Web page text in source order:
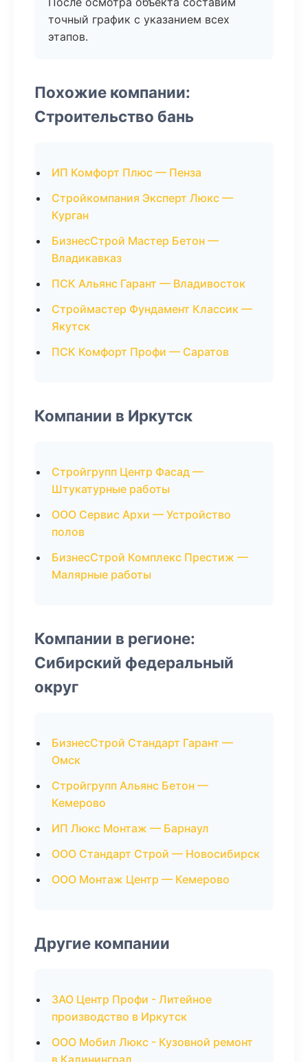
точный график с указанием всех
этапов.
Похожие компании:
Строительство бань
ИП Комфорт Плюс — Пенза
Стройкомпания Эксперт Люкс —
Курган
БизнесСтрой Мастер Бетон —
Владикавказ
ПСК Альянс Гарант — Владивосток
Строймастер Фундамент Классик —
Якутск
ПСК Комфорт Профи — Саратов
Компании в Иркутск
Стройгрупп Центр Фасад —
Штукатурные работы
ООО Сервис Архи — Устройство
полов
БизнесСтрой Комплекс Престиж —
Малярные работы
Компании в регионе:
Сибирский федеральный
округ
БизнесСтрой Стандарт Гарант —
Омск
Стройгрупп Альянс Бетон —
Кемерово
ИП Люкс Монтаж — Барнаул
ООО Стандарт Строй — Новосибирск
ООО Монтаж Центр — Кемерово
Другие компании
ЗАО Центр Профи - Литейное
производство в Иркутск
ООО Мобил Люкс - Кузовной ремонт
в Калининград